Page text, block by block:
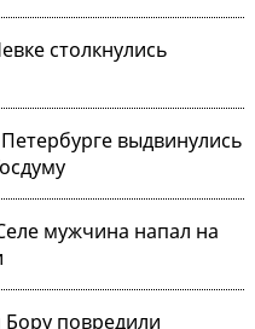
столкнулись
выдвинулись
мужчина напал на
повредили